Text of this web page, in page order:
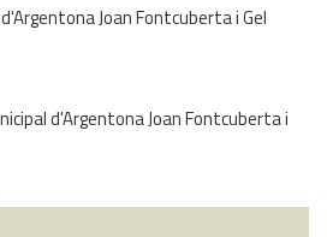
Joan Fontcuberta i Gel
d'Argentona Joan Fontcuberta i